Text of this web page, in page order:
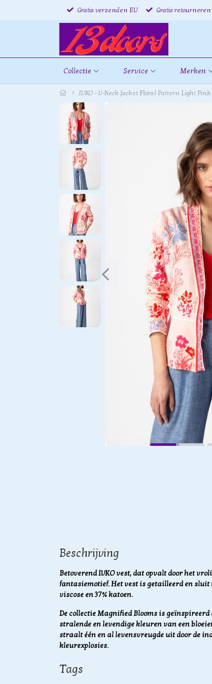
Gratis verzenden EU Gratis retourneren
Collectie Service Merken
IVKO - V-Neck Jacket Floral Pattern Light Pink
Beschrijving
Betoverend IVKO vest, dat opvalt door het
fantasiemotief. Het vest is getailleerd en sluit
viscose en 37% katoen.
De collectie Magnified Blooms is
stralende en levendige kleuren van een
straalt één en al levensvreugde uit door de
kleurexplosies.
Tags